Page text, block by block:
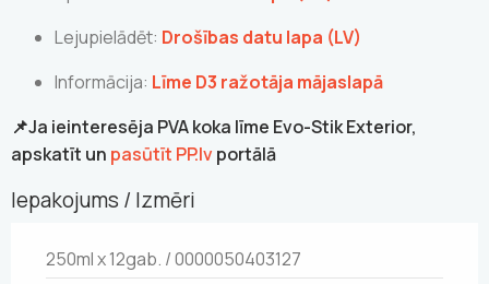
Lejupielādēt: Drošības datu lapa (LV)
Informācija: Līme D3 ražotāja mājaslapā
📌Ja ieinteresēja PVA koka līme Evo-Stik Exterior,
apskatīt un pasūtīt PP.lv portālā
Iepakojums / Izmēri
250ml x 12gab. / 0000050403127